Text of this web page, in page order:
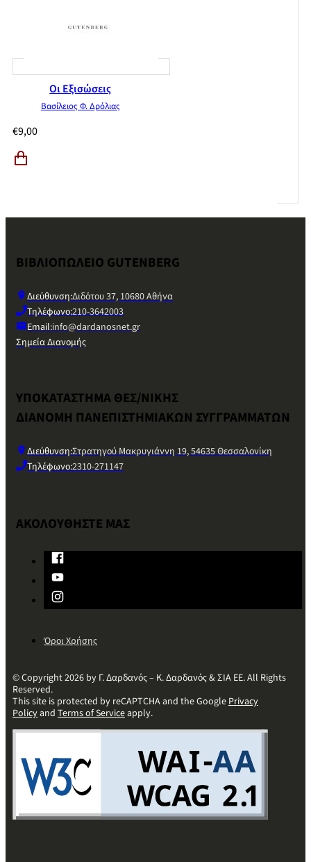
Οι Εξισώσεις
Βασίλειος Φ. Δρόλιας
€9,00
ΒΙΒΛΙΟΠΩΛΕΙΟ GUTENBERG
Διεύθυνση:Διδότου 37, 10680 Αθήνα
Τηλέφωνο:210-3642003
Email:info@dardanosnet.gr
Σημεία Διανομής
ΥΠΟΚΑΤΑΣΤΗΜΑ ΘΕΣ/ΝΙΚΗΣ
ΔΙΑΝΟΜΗ ΠΑΝΕΠΙΣΤΗΜΙΑΚΩΝ ΣΥΓΓΡΑΜΜΑΤΩΝ
Διεύθυνση:Στρατηγού Μακρυγιάννη 19, 54635 Θεσσαλονίκη
Τηλέφωνο:2310-271147
ΑΚΟΛΟΥΘΗΣΤΕ ΜΑΣ
Όροι Χρήσης
© Copyright 2026 by Γ. Δαρδανός – Κ. Δαρδανός & ΣΙΑ ΕΕ. All Rights
Reserved.
This site is protected by reCAPTCHA and the GooglePrivacy
Policyand Terms of Serviceapply.